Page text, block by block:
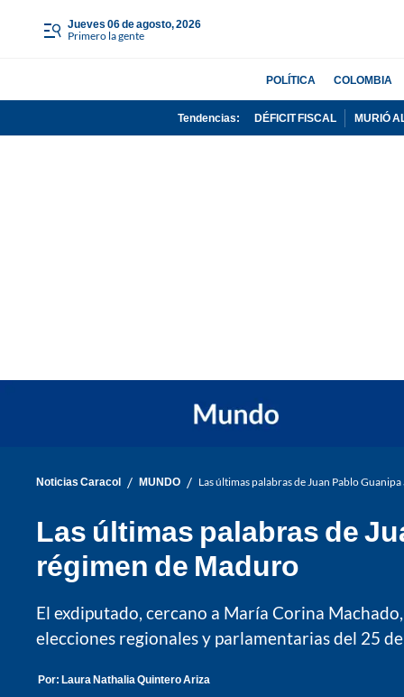
jueves 06 de agosto, 2026
Primero la gente
POLÍTICA COLOMBIA
Tendencias: DÉFICIT FISCAL MURIÓ
Noticias Caracol / MUNDO / Las últimas palabras de Juan Pablo
Las últimas palabras de
régimen de Maduro
El exdiputado, cercano a María Corina
elecciones regionales y parlamentarias del 25
Por: Laura Nathalia Quintero Ariza